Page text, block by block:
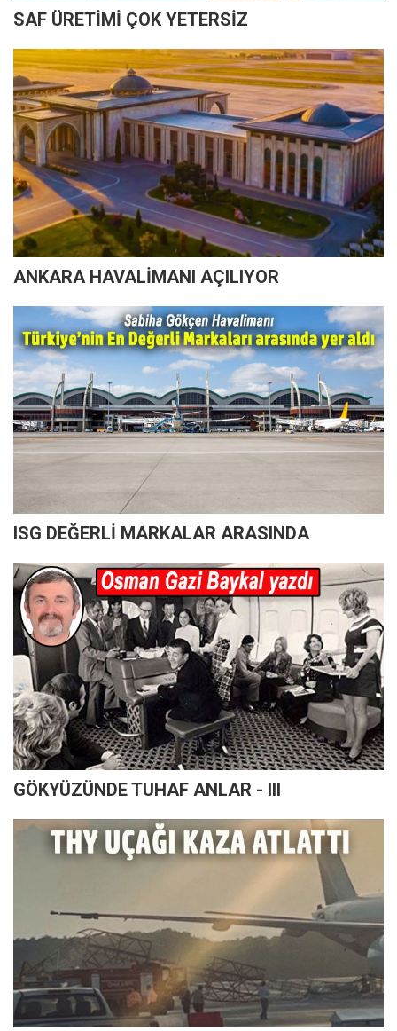
SAF ÜRETİMİ ÇOK YETERSİZ
ANKARA HAVALİMANI AÇILIYOR
ISG DEĞERLİ MARKALAR ARASINDA
GÖKYÜZÜNDE TUHAF ANLAR - III